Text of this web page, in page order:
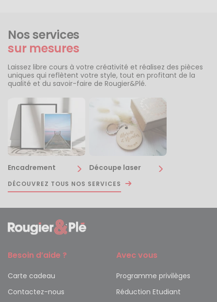
Nos services
sur mesures
Laissez libre cours à votre créativité et réalisez des pièces
uniques qui reflètent votre style, tout en profitant de la
qualité et du savoir-faire de Rougier&Plé.
Encadrement Découpe laser
DÉCOUVREZ TOUS NOS SERVICES
Besoin d’aide ?
Carte cadeau
Contactez-nous
Avec vous
Programme privilèges
Réduction Etudiant